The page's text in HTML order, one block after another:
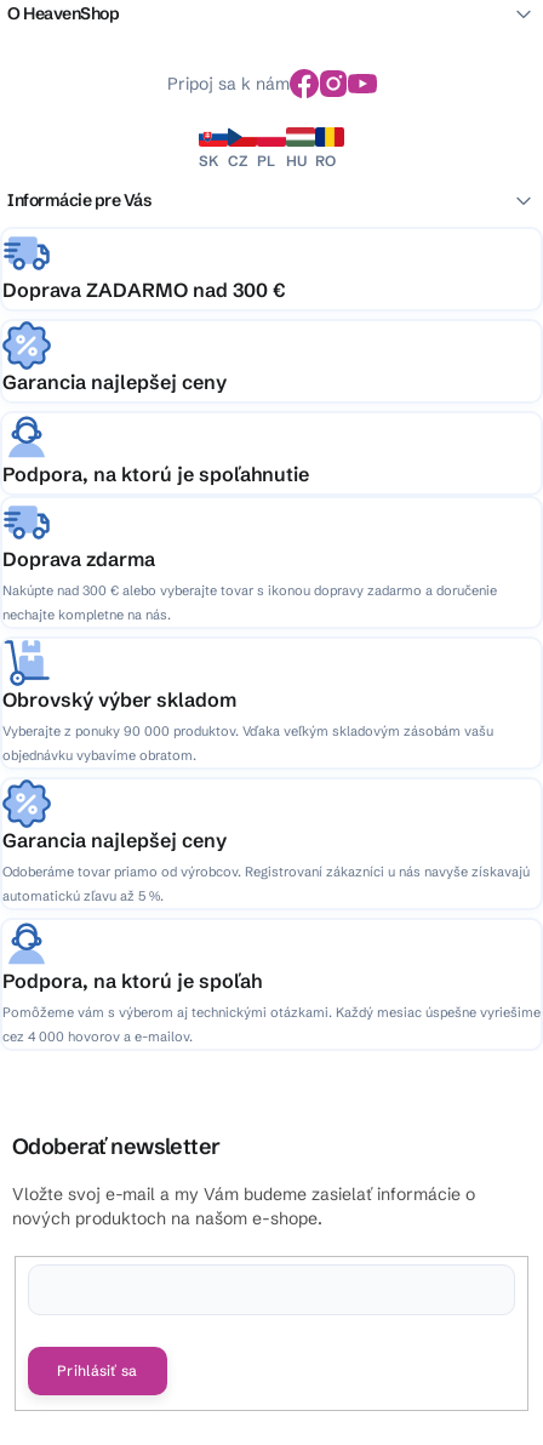
O HeavenShop
Pripoj sa k nám
SK CZ PL HU RO
Informácie pre Vás
Doprava ZADARMO nad 300 €
Garancia najlepšej ceny
Podpora, na ktorú je spoľahnutie
Doprava zdarma
Nakúpte nad 300 € alebo vyberajte tovar s ikonou dopravy zadarmo a doručenie
nechajte kompletne na nás.
Obrovský výber skladom
Vyberajte z ponuky 90 000 produktov. Vďaka veľkým skladovým zásobám vašu
objednávku vybavíme obratom.
Garancia najlepšej ceny
Odoberáme tovar priamo od výrobcov. Registrovaní zákazníci u nás navyše získavajú
automatickú zľavu až 5 %.
Podpora, na ktorú je spoľah
Pomôžeme vám s výberom aj technickými otázkami. Každý mesiac úspešne vyriešime
cez 4 000 hovorov a e-mailov.
Odoberať newsletter
Vložte svoj e-mail a my Vám budeme zasielať informácie o
nových produktoch na našom e-shope.
Prihlásiť sa